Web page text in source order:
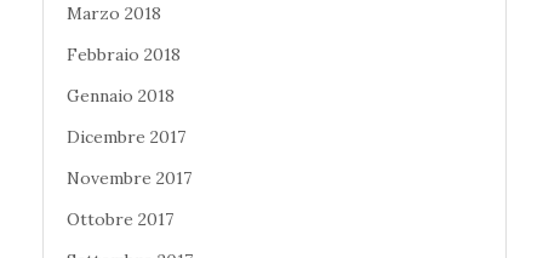
Marzo 2018
Febbraio 2018
Gennaio 2018
Dicembre 2017
Novembre 2017
Ottobre 2017